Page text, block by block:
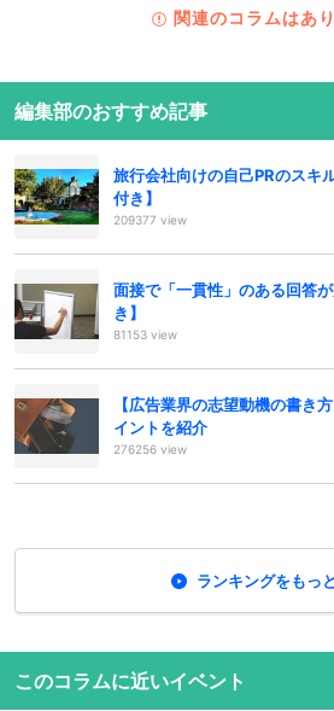
関連のコラムはあ
編集部のおすすめ記事
旅行会社向けの自己PRのスキ
付き】
209377 view
面接で「一貫性」のある回答
き】
81153 view
【広告業界の志望動機の書き
イントを紹介
276256 view
ランキングをもっ
このコラムに近いイベント